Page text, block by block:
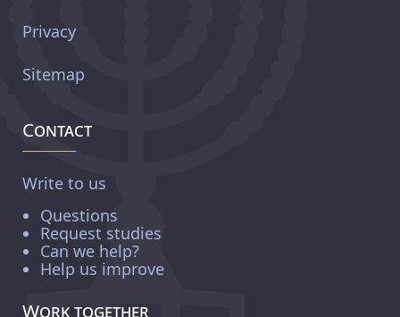
Privacy
Sitemap
Contact
Write to us
Questions
Request studies
Can we help?
Help us improve
Work together